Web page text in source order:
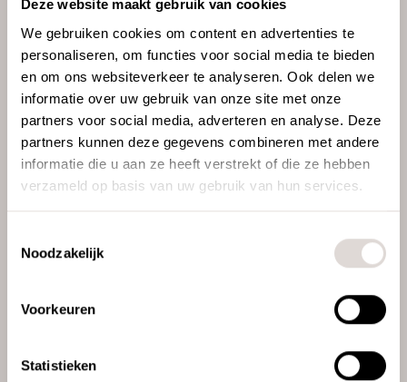
Deze website maakt gebruik van cookies
We gebruiken cookies om content en advertenties te
personaliseren, om functies voor social media te bieden
en om ons websiteverkeer te analyseren. Ook delen we
informatie over uw gebruik van onze site met onze
partners voor social media, adverteren en analyse. Deze
partners kunnen deze gegevens combineren met andere
informatie die u aan ze heeft verstrekt of die ze hebben
verzameld op basis van uw gebruik van hun services.
Noodzakelijk
Voorkeuren
Statistieken